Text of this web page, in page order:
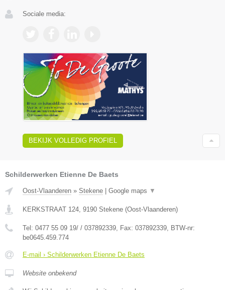
Sociale media:
BEKIJK VOLLEDIG PROFIEL
Schilderwerken Etienne De Baets
Oost-Vlaanderen » Stekene Google maps ▼
KERKSTRAAT 124, 9190 Stekene (Oost-Vlaanderen)
Tel: 0477 55 09 19/ / 037892339, Fax: 037892339, BTW-nr:
be0645.459.774
E-mail › Schilderwerken Etienne De Baets
Website onbekend